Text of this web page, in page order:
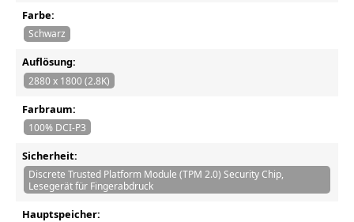
Farbe:
Schwarz
Auflösung:
2880 x 1800 (2.8K)
Farbraum:
100% DCI-P3
Sicherheit:
Discrete Trusted Platform Module (TPM 2.0) Security Chip,
Lesegerät für Fingerabdruck
Hauptspeicher: